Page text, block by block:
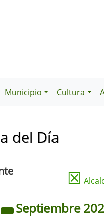
Municipio Cultura
del Día
☒
Septiembre